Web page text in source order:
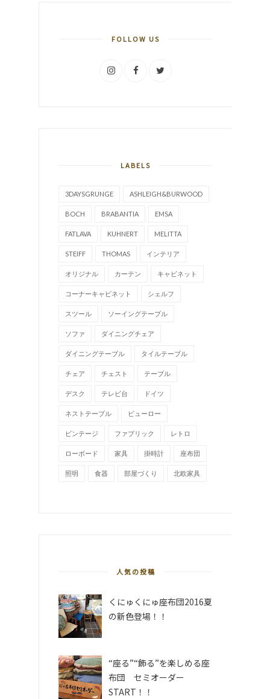
FOLLOW US
LABELS
3DAYSGRUNGE ASHLEIGH&BURWOOD
BOCH BRABANTIA EMSA
FATLAVA KUHNERT MELITTA
STEIFF THOMAS インテリア
オリジナル カーテン キャビネット
コーナーキャビネット シェルフ
スツール ソーイングテーブル
ソファ ダイニングチェア
ダイニングテーブル タイルテーブル
チェア チェスト テーブル
デスク テレビ台 ドイツ
ネストテーブル ビューロー
ビンテージ ファブリック レトロ
ローボード 家具 掛時計 座布団
照明 食器 部屋づくり 北欧家具
人気の投稿
くにゅくにゅ座布団2016夏
の新色登場！！
“座る”“飾る”を楽しめる座
布団 セミオーダー
START！！